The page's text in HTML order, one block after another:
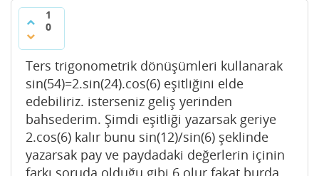
1
0
Ters trigonometrik dönüşümleri kullanarak
sin(54)=2.sin(24).cos(6) eşitliğini elde
edebiliriz. isterseniz geliş yerinden
bahsederim. Şimdi eşitliği yazarsak geriye
2.cos(6) kalır bunu sin(12)/sin(6) şeklinde
yazarsak pay ve paydadaki değerlerin içinin
farkı soruda olduğu gibi 6 olur fakat burda